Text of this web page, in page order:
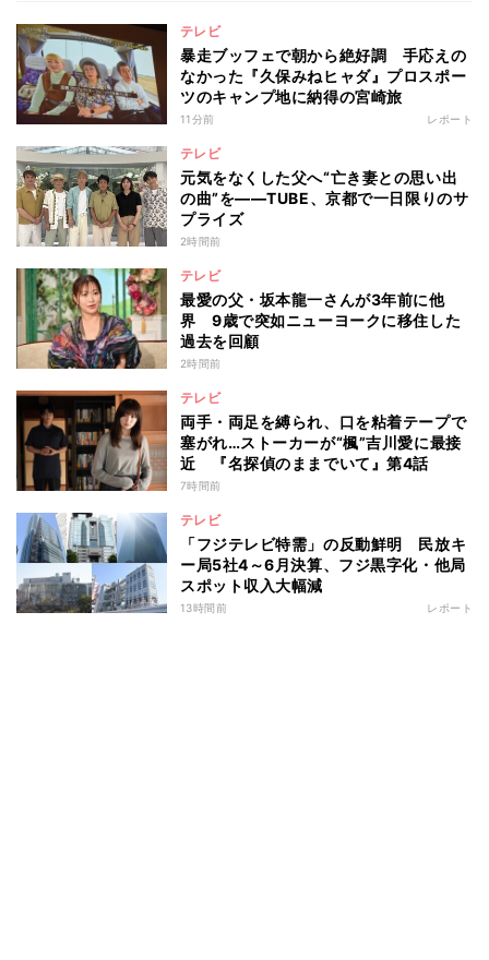
テレビ
暴走ブッフェで朝から絶好調 手応えの
なかった『久保みねヒャダ』プロスポー
ツのキャンプ地に納得の宮崎旅
11分前 レポート
テレビ
元気をなくした父へ“亡き妻との思い出
の曲”を――TUBE、京都で一日限りのサ
プライズ
2時間前
テレビ
最愛の父・坂本龍一さんが3年前に他
界 9歳で突如ニューヨークに移住した
過去を回顧
2時間前
テレビ
両手・両足を縛られ、口を粘着テープで
塞がれ…ストーカーが“楓”吉川愛に最接
近 『名探偵のままでいて』第4話
7時間前
テレビ
「フジテレビ特需」の反動鮮明 民放キ
ー局5社4～6月決算、フジ黒字化・他局
スポット収入大幅減
13時間前 レポート